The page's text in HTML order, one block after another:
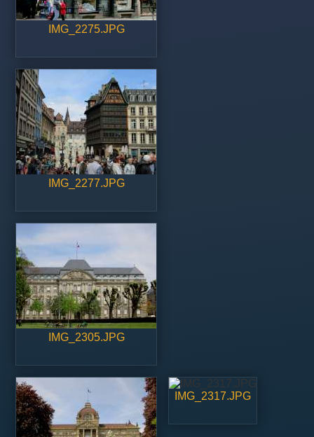
IMG_2275.JPG
IMG_2277.JPG
IMG_2305.JPG
IMG_2317.JPG